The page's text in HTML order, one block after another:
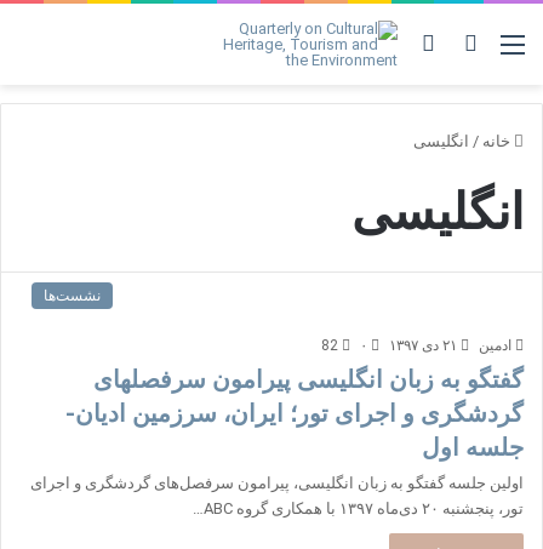
منو ورود
مشاهده
خانه / انگلیسی
انگلیسی
نشست‌ها
ادمین ۲۱ دی ۱۳۹۷ ۰ 82
گفتگو به زبان انگلیسی پیرامون سرفصلهای
گردشگری و اجرای تور؛ ایران، سرزمین ادیان-
جلسه اول
اولین جلسه گفتگو به زبان انگلیسی، پیرامون سرفصل‌های گردشگری و اجرای
تور، پنجشنبه ۲۰ دی‌ماه ۱۳۹۷ با همکاری گروه ABC…